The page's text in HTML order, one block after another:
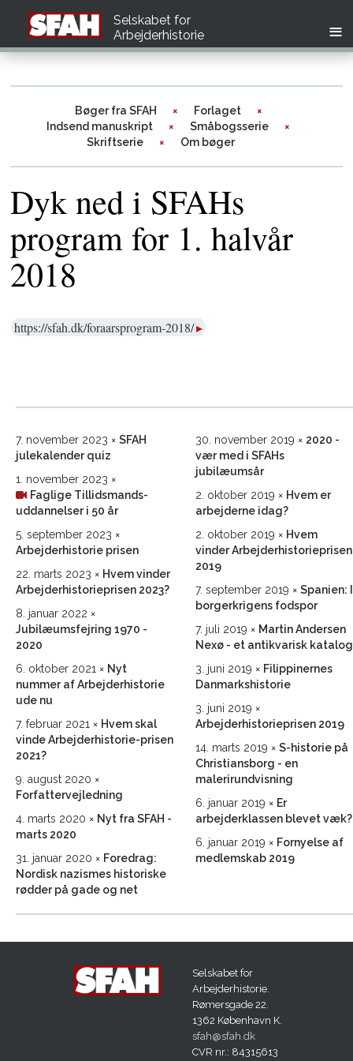
Selskabet for
Arbejderhistorie
Bøger fra SFAH
Forlaget
Indsend manuskript
Småbogsserie
Skriftserie
Om bøger
Dyk ned i SFAHs
program for 1. halvår
2018
https://sfah.dk/foraarsprogram-2018/
7. november 2023
SFAH
julekalender quiz
1. november 2023
Faglige Tillidsmands­
uddannelser i 50 år
5. september 2023
Arbejderhistorie prisen
22. marts 2023
Hvem vinder
Arbejderhistorie­prisen 2023?
8. januar 2022
Jubilæumsfejring 1970 -
2020
6. oktober 2021
Nyt
nummer af Arbejderhistorie
ude nu
7. februar 2021
Hvem skal
vinde Arbejderhistorie-prisen
2021?
9. august 2020
Forfattervejledning
4. marts 2020
Nyt fra SFAH -
marts 2020
31. januar 2020
Foredrag:
Nordisk nazismes historiske
rødder på gade og net
30. november 2019
2020 -
vær med i SFAHs
jubilæumsår
2. oktober 2019
Hvem er
arbejderne idag?
2. oktober 2019
Hvem
vinder Arbejderhistorieprisen
2019
7. september 2019
Spanien: I
borgerkrigens fodspor
7. juli 2019
Martin Andersen
Nexø - et antikvarisk katalog
3. juni 2019
Filippinernes
Danmarkshistorie
3. juni 2019
Arbejderhistorieprisen 2019
14. marts 2019
S-historie på
Christiansborg - en
malerirundvisning
6. januar 2019
Er
arbejderklassen blevet væk?
6. januar 2019
Fornyelse af
medlemskab 2019
Selskabet for
Arbejderhistorie.
Rømersgade 22.
1362 København K.
sfah@sfah.dk
CVR nr.: 84315613